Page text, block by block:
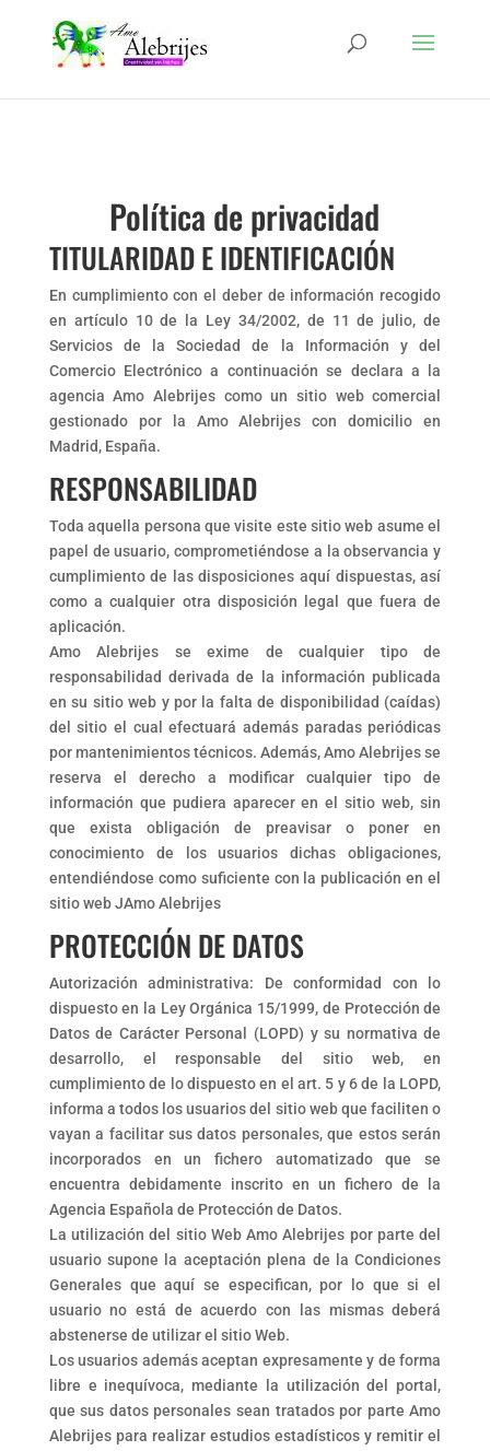
Política de privacidad
TITULARIDAD E IDENTIFICACIÓN
En cumplimiento con el deber de información recogido
en artículo 10 de la Ley 34/2002, de 11 de julio, de
Servicios de la Sociedad de la Información y del
Comercio Electrónico a continuación se declara a la
agencia Amo Alebrijes como un sitio web comercial
gestionado por la Amo Alebrijes con domicilio en
Madrid, España.
RESPONSABILIDAD
Toda aquella persona que visite este sitio web asume el
papel de usuario, comprometiéndose a la observancia y
cumplimiento de las disposiciones aquí dispuestas, así
como a cualquier otra disposición legal que fuera de
aplicación.
Amo Alebrijes se exime de cualquier tipo de
responsabilidad derivada de la información publicada
en su sitio web y por la falta de disponibilidad (caídas)
del sitio el cual efectuará además paradas periódicas
por mantenimientos técnicos. Además, Amo Alebrijes se
reserva el derecho a modificar cualquier tipo de
información que pudiera aparecer en el sitio web, sin
que exista obligación de preavisar o poner en
conocimiento de los usuarios dichas obligaciones,
entendiéndose como suficiente con la publicación en el
sitio web JAmo Alebrijes
PROTECCIÓN DE DATOS
Autorización administrativa: De conformidad con lo
dispuesto en la Ley Orgánica 15/1999, de Protección de
Datos de Carácter Personal (LOPD) y su normativa de
desarrollo, el responsable del sitio web, en
cumplimiento de lo dispuesto en el art. 5 y 6 de la LOPD,
informa a todos los usuarios del sitio web que faciliten o
vayan a facilitar sus datos personales, que estos serán
incorporados en un fichero automatizado que se
encuentra debidamente inscrito en un fichero de la
Agencia Española de Protección de Datos.
La utilización del sitio Web Amo Alebrijes por parte del
usuario supone la aceptación plena de la Condiciones
Generales que aquí se especifican, por lo que si el
usuario no está de acuerdo con las mismas deberá
abstenerse de utilizar el sitio Web.
Los usuarios además aceptan expresamente y de forma
libre e inequívoca, mediante la utilización del portal,
que sus datos personales sean tratados por parte Amo
Alebrijes para realizar estudios estadísticos y remitir el